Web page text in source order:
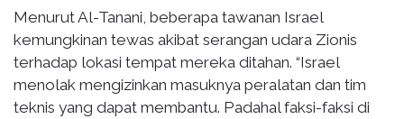
Menurut Al-Tanani, beberapa tawanan Israel
kemungkinan tewas akibat serangan udara Zionis
terhadap lokasi tempat mereka ditahan. “Israel
menolak mengizinkan masuknya peralatan dan tim
teknis yang dapat membantu. Padahal faksi-faksi di